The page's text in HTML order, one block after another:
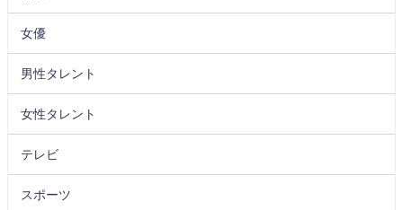
女優
男性タレント
女性タレント
テレビ
スポーツ